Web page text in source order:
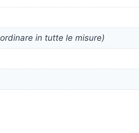
in tutte le misure)